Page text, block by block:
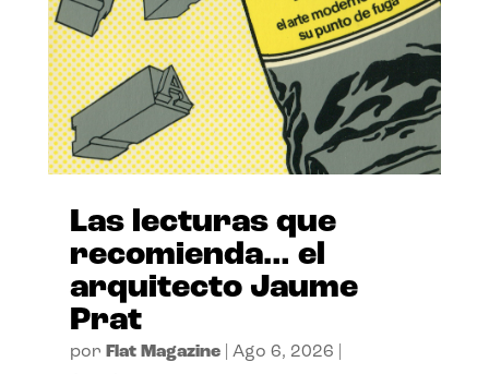
Las lecturas que
recomienda… el
arquitecto Jaume
Prat
por Flat Magazine| Ago 6, 2026